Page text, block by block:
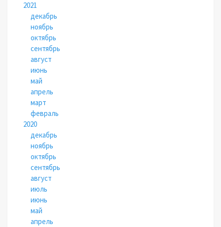
2021
декабрь
ноябрь
октябрь
сентябрь
август
июнь
май
апрель
март
февраль
2020
декабрь
ноябрь
октябрь
сентябрь
август
июль
июнь
май
апрель